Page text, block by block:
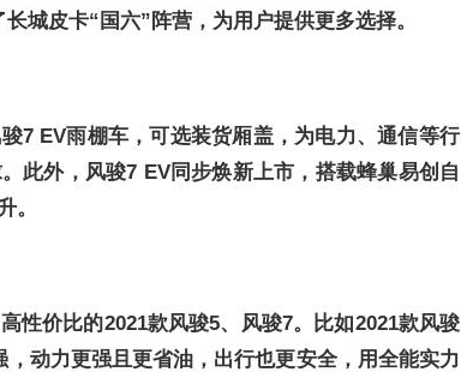
城皮卡“国六”阵营，为用户提供更多选择。
7 EV雨棚车，可选装货厢盖，为电力、通信等行
此外，风骏7 EV同步焕新上市，搭载蜂巢易创自
。
性价比的2021款风骏5、风骏7。比如2021款风骏
动力更强且更省油，出行也更安全，用全能实力